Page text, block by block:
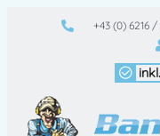
+43 (0) 6216